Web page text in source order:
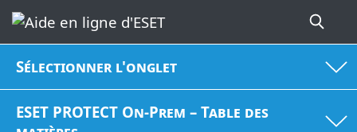
Sélectionner l'onglet
ESET PROTECT On-Prem – Table des